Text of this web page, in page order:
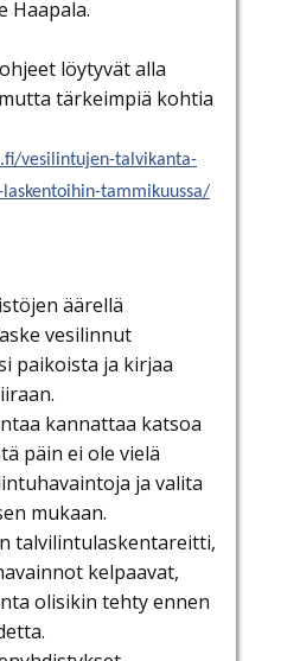
Haapala.
löytyvät alla
tärkeimpiä kohtia
vesilintujen-talvikanta-
tammikuussa/
äärellä
vesilinnut
paikoista ja kirjaa
kannattaa katsoa
päin ei ole vielä
ja valita
mukaan.
talvilintulaskentareitti,
kelpaavat,
olisikin tehty ennen